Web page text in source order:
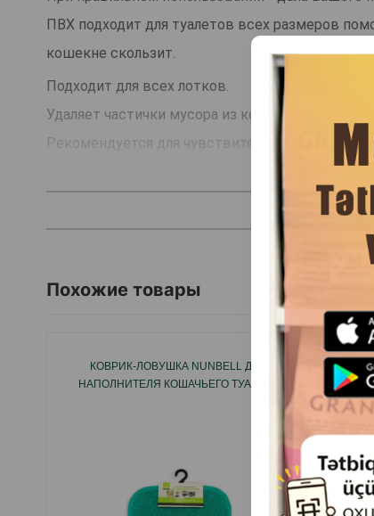
ПВХ подходит для туалетов всех размеров
кошекне скользит.
Подходит для всех лотков.
Удаляет частички мусора из кошачих лап.
Рекомендуется для чувствительных кошек.
Похожие товары
КОВРИК-ЛОВУШКА NUNBELL ДЛЯ
НАПОЛНИТЕЛЯ КОШАЧЬЕГО ТУАЛЕТА